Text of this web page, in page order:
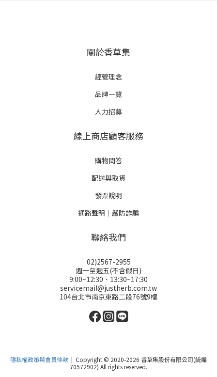
關於香草集
經營理念
品牌一覽
人力招募
線上商店顧客服務
購物問答
配送與取貨
發票說明
通路聲明｜嚴防詐騙
聯絡我們
02)2567-2955
週一至週五(不含假日)
9:00~12:30、13:30~17:30
servicemail@justherb.com.tw
104台北市南京東路二段76號9樓
隱私權政策與會員條款 | Copyright © 2020-2026 香草集股份有限公司(統編
70572902) All rights reserved.